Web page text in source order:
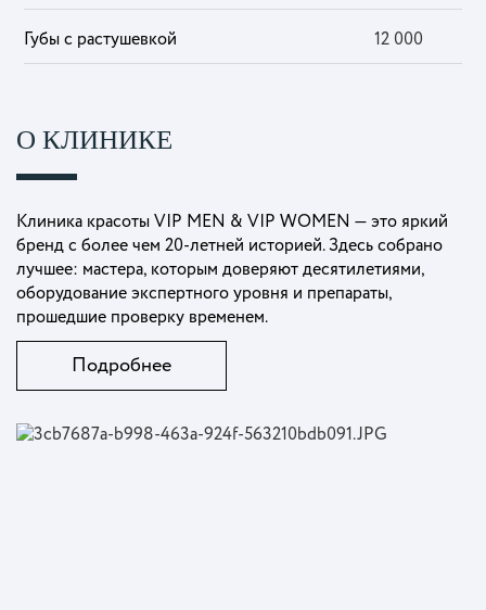
Губы с растушевкой 12 000
О КЛИНИКЕ
Клиника красоты VIP MEN & VIP WOMEN — это яркий
бренд с более чем 20-летней историей. Здесь собрано
лучшее: мастера, которым доверяют десятилетиями,
оборудование экспертного уровня и препараты,
прошедшие проверку временем.
Подробнее